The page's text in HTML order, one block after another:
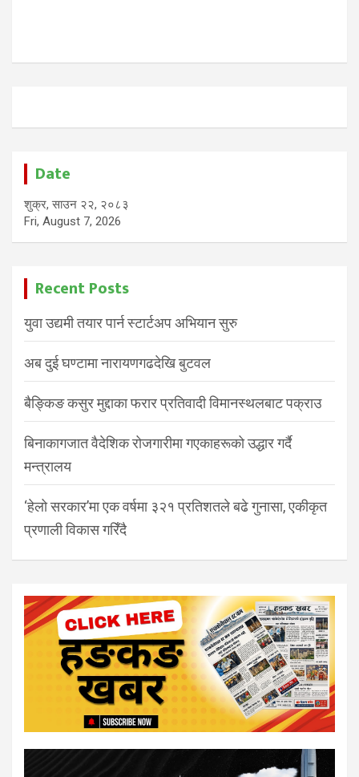
Date
शुक्र, साउन २२, २०८३
Fri, August 7, 2026
Recent Posts
युवा उद्यमी तयार पार्न स्टार्टअप अभियान सुरु
अब दुई घण्टामा नारायणगढदेखि बुटवल
बैङ्किङ कसुर मुद्दाका फरार प्रतिवादी विमानस्थलबाट पक्राउ
बिनाकागजात वैदेशिक रोजगारीमा गएकाहरूको उद्धार गर्दै
मन्त्रालय
‘हेलो सरकार’मा एक वर्षमा ३२१ प्रतिशतले बढे गुनासा, एकीकृत
प्रणाली विकास गरिँदै